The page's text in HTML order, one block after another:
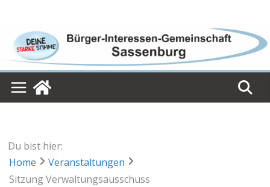
content
Du bist hier:
Home
Veranstaltungen
Sitzung Verwaltungsausschuss